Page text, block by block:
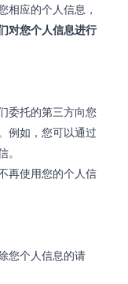
相应的个人信息，
对您个人信息进行
委托的第三方向您
例如，您可以通过
再使用您的个人信
您个人信息的请